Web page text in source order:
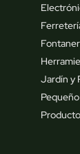
Jardín y